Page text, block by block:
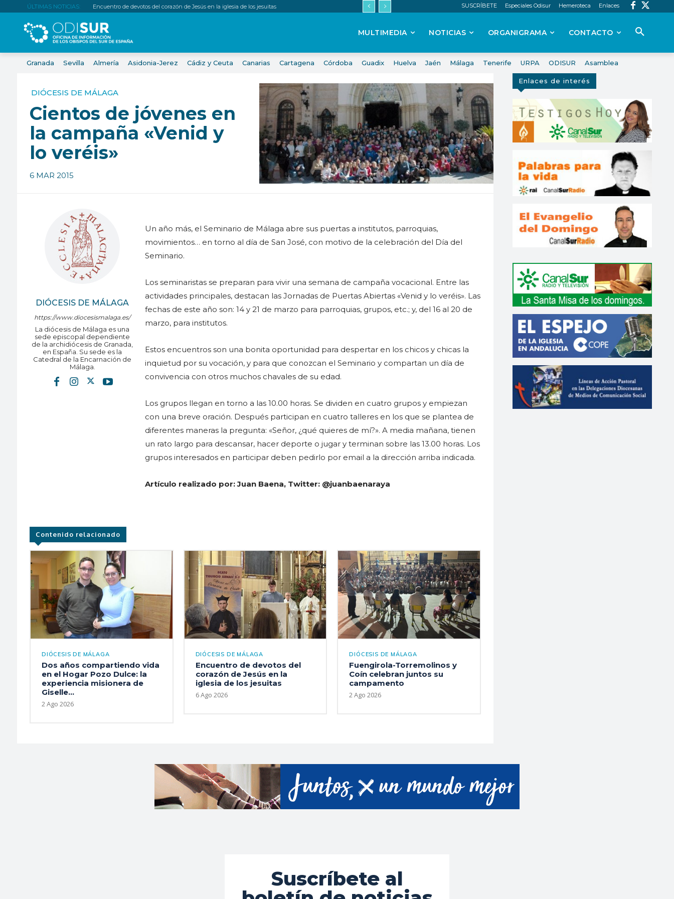
ÚLTIMAS NOTICIAS: Encuentro de devotos del corazón de Jesús en la iglesia de los jesuitas SUSCRÍBETE Especiales Odisur Hemeroteca Enlaces
MULTIMEDIA NOTICIAS ORGANIGRAMA CONTACTO
Granada Sevilla Almería Asidonia-Jerez Cádiz y Ceuta Canarias Cartagena Córdoba Guadix Huelva Jaén Málaga Tenerife URPA ODISUR Asamblea
DIÓCESIS DE MÁLAGA
Cientos de jóvenes en
la campaña «Venid y
lo veréis»
6 MAR 2015
DIÓCESIS DE MÁLAGA
https://www.diocesismalaga.es/
La diócesis de Málaga es una
sede episcopal dependiente
de la archidiócesis de Granada,
en España. Su sede es la
Catedral de la Encarnación de
Málaga.
Un año más, el Seminario de Málaga abre sus puertas a institutos, parroquias,
movimientos… en torno al día de San José, con motivo de la celebración del Día del
Seminario.
Los seminaristas se preparan para vivir una semana de campaña vocacional. Entre las
actividades principales, destacan las Jornadas de Puertas Abiertas «Venid y lo veréis». Las
fechas de este año son: 14 y 21 de marzo para parroquias, grupos, etc.; y, del 16 al 20 de
marzo, para institutos.
Estos encuentros son una bonita oportunidad para despertar en los chicos y chicas la
inquietud por su vocación, y para que conozcan el Seminario y compartan un día de
convivencia con otros muchos chavales de su edad.
Los grupos llegan en torno a las 10.00 horas. Se dividen en cuatro grupos y empiezan
con una breve oración. Después participan en cuatro talleres en los que se plantea de
diferentes maneras la pregunta: «Señor, ¿qué quieres de mí?». A media mañana, tienen
un rato largo para descansar, hacer deporte o jugar y terminan sobre las 13.00 horas. Los
grupos interesados en participar deben pedirlo por email a la dirección arriba indicada.
Artículo realizado por: Juan Baena, Twitter: @juanbaenaraya
Contenido relacionado
DIÓCESIS DE MÁLAGA
Dos años compartiendo vida
en el Hogar Pozo Dulce: la
experiencia misionera de
Giselle...
2 Ago 2026
DIÓCESIS DE MÁLAGA
Encuentro de devotos del
corazón de Jesús en la
iglesia de los jesuitas
6 Ago 2026
DIÓCESIS DE MÁLAGA
Fuengirola-Torremolinos y
Coín celebran juntos su
campamento
2 Ago 2026
Enlaces de interés
Suscríbete al